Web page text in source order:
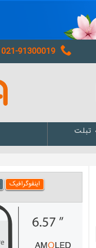
تبلت
اینفوگرافیک